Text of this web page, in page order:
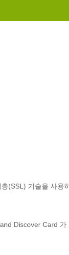
(SSL) 기술을 사용
Discover Card 가